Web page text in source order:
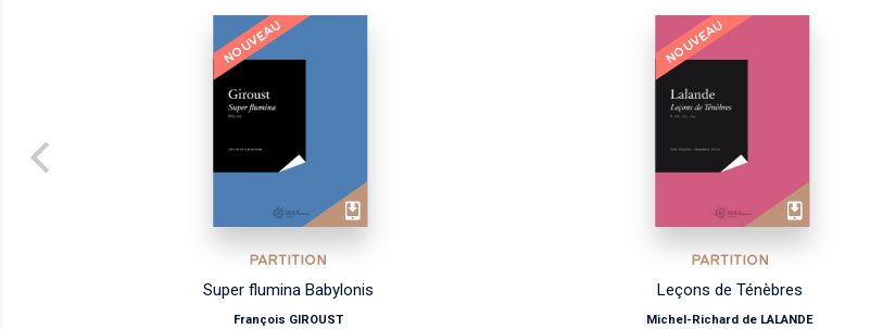
NOUVEAU
PARTITION
Super flumina Babylonis
François GIROUST
NOUVEAU
PARTITION
Leçons de Ténèbres
Michel-Richard de LALANDE